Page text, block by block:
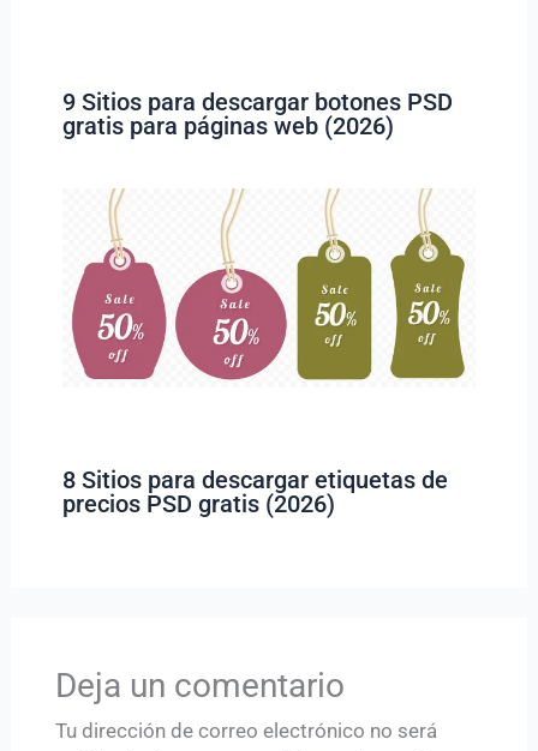
9 Sitios para descargar botones PSD
gratis para páginas web (2026)
8 Sitios para descargar etiquetas de
precios PSD gratis (2026)
Deja un comentario
Tu dirección de correo electrónico no será